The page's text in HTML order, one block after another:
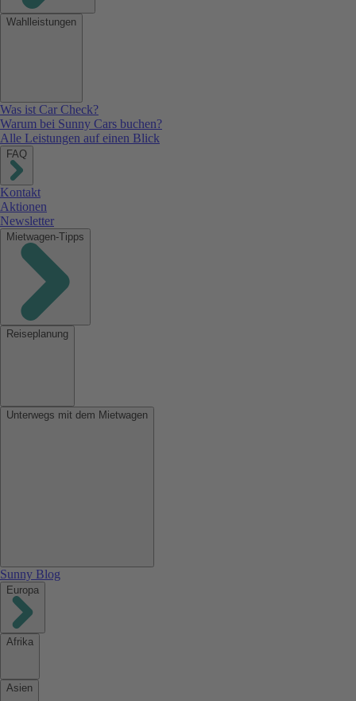
Wahlleistungen
Was ist Car Check?
Warum bei Sunny Cars buchen?
Alle Leistungen auf einen Blick
FAQ
Kontakt
Aktionen
Newsletter
Mietwagen-Tipps
Reiseplanung
Unterwegs mit dem Mietwagen
Sunny Blog
Europa
Afrika
Asien